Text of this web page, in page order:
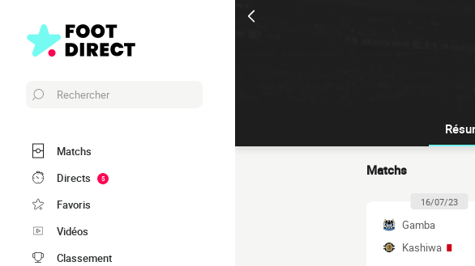
Rechercher
Matchs
Directs
5
Favoris
Vidéos
Classement
Matchs
16/07/23
Gamba
Kashiwa